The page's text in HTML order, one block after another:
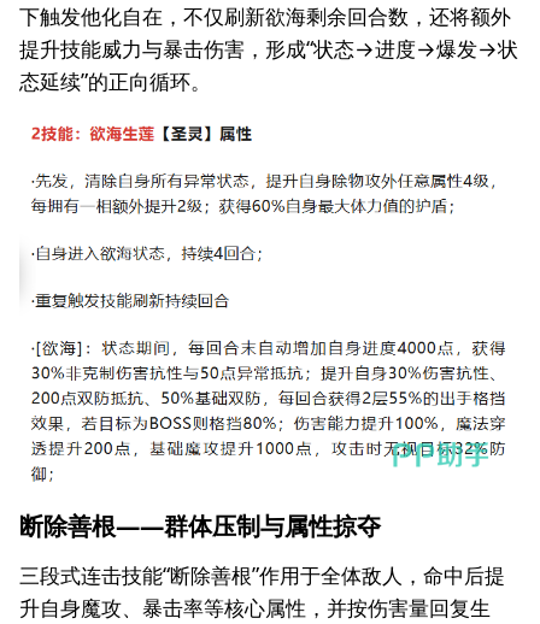
下触发他化自在，不仅刷新欲海剩余回合数，还将额外
提升技能威力与暴击伤害，形成“状态→进度→爆发→状
态延续”的正向循环。
断除善根——群体压制与属性掠夺
三段式连击技能“断除善根”作用于全体敌人，命中后提
升自身魔攻、暴击率等核心属性，并按伤害量回复生